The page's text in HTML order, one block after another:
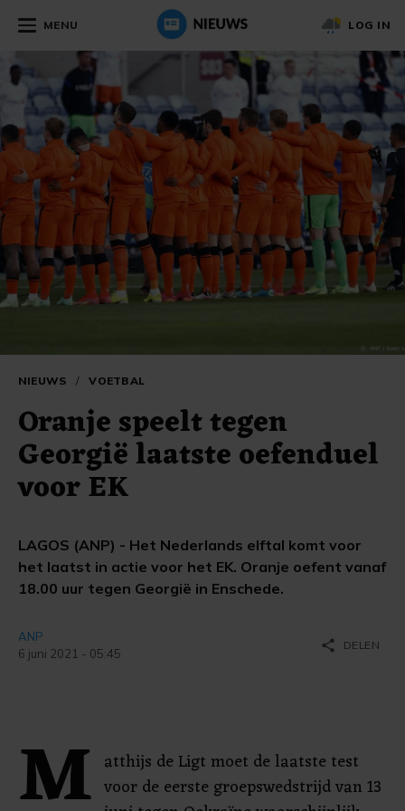
MENU LOG IN
NIEUWS / VOETBAL
Oranje speelt tegen
Georgië laatste oefenduel
voor EK
LAGOS (ANP) - Het Nederlands elftal komt voor
het laatst in actie voor het EK. Oranje oefent vanaf
18.00 uur tegen Georgië in Enschede.
ANP
6 juni 2021 - 05:45
share DELEN
M atthijs de Ligt moet de laatste test
voor de eerste groepswedstrijd van 13